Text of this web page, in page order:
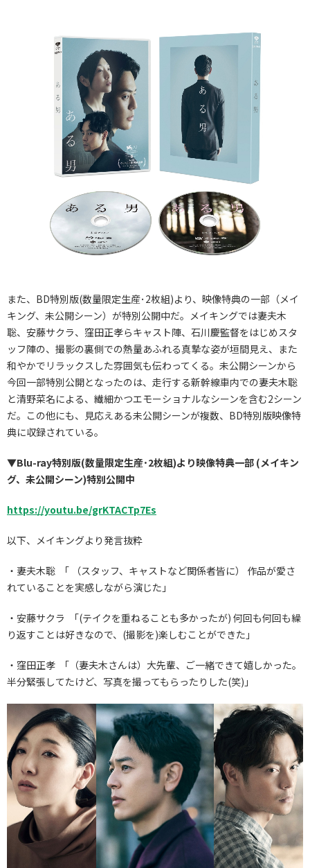
また、BD特別版(数量限定生産･2枚組)より、映像特典の一部（メイ
キング、未公開シーン）が特別公開中だ。メイキングでは妻夫木
聡、安藤サクラ、窪田正孝らキャスト陣、石川慶監督をはじめスタ
ッフ陣の、撮影の裏側での熱量あふれる真摯な姿が垣間見え、また
和やかでリラックスした雰囲気も伝わってくる。未公開シーンから
今回一部特別公開となったのは、走行する新幹線車内での妻夫木聡
と清野菜名による、繊細かつエモーショナルなシーンを含む2シーン
だ。この他にも、見応えある未公開シーンが複数、BD特別版映像特
典に収録されている。
▼Blu-ray特別版(数量限定生産･2枚組)より映像特典一部 (メイキン
グ、未公開シーン)特別公開中
https://youtu.be/grKTACTp7Es
以下、メイキングより発言抜粋
・妻夫木聡 「 （スタッフ、キャストなど関係者皆に） 作品が愛さ
れていることを実感しながら演じた」
・安藤サクラ 「(テイクを重ねることも多かったが) 何回も何回も繰
り返すことは好きなので、(撮影を)楽しむことができた」
・窪田正孝 「（妻夫木さんは）大先輩、ご一緒できて嬉しかった。
半分緊張してたけど、写真を撮ってもらったりした(笑)」